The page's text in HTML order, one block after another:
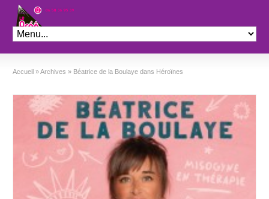
Théâtre le Préo
Accueil »Archives » Béatrice de la Boulaye dans Héroïnes